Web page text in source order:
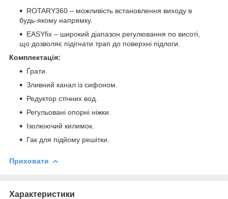
ROTARY360 – можливість встановлення виходу в
будь-якому напрямку.
EASYfix – широкий діапазон регулювання по висоті,
що дозволяє підігнати трап до поверхні підлоги.
Комплектація:
Ґрати.
Зливний канал із сифоном.
Редуктор стічних вод.
Регульовані опорні ніжки.
Ізолюючий килимок.
Гак для підйому решітки.
Приховати
Характеристики